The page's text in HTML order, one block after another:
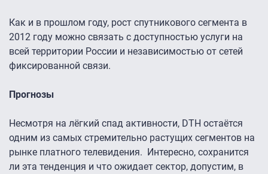
Как и в прошлом году, рост спутникового сегмента в
2012 году можно связать с доступностью услуги на
всей территории России и независимостью от сетей
фиксированной связи.
Прогнозы
Несмотря на лёгкий спад активности, DTH остаётся
одним из самых стремительно растущих сегментов на
рынке платного телевидения. Интересно, сохранится
ли эта тенденция и что ожидает сектор, допустим, в